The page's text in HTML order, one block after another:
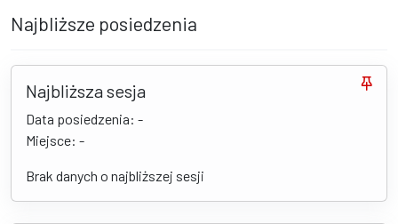
Najbliższe posiedzenia
Najbliższa sesja
Data posiedzenia: -
Miejsce: -
Brak danych o najbliższej sesji